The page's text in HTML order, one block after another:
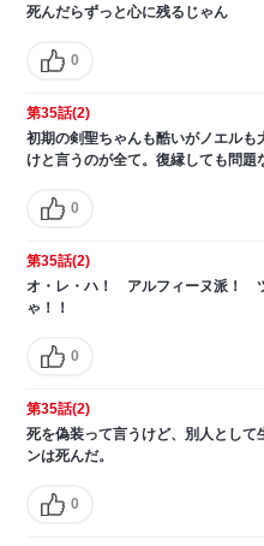
死んだらずっと心に残るじゃん
0
第35話(2)
初期の剣聖ちゃんも酷いがノエル
けと言うのが全て。復縁しても問題
0
第35話(2)
オ・レ・ハ！ アルフィーヌ派！
ゃ！！
0
第35話(2)
死を偽装って言うけど、別人とし
ンは死んだ。
0